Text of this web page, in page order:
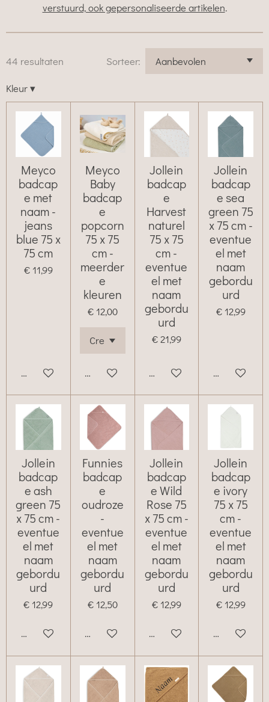
verstuurd, ook gepersonaliseerde artikelen.
44 resultaten Sorteer:
Kleur▾
Meyco
badcap
e met
naam -
jeans
blue 75 x
75 cm
€ 11,99
Bekijk details
Meyco
Baby
badcap
e
popcorn
75 x 75
cm -
meerder
e
kleuren
€ 12,00
Bekijk details
Jollein
badcap
e
Harvest
naturel
75 x 75
cm -
eventue
el met
naam
gebordu
urd
€ 21,99
Bekijk details
Jollein
badcap
e sea
green 75
x 75 cm -
eventue
el met
naam
gebordu
urd
€ 12,99
Bekijk details
Jollein
badcap
e ash
green 75
x 75 cm -
eventue
el met
naam
gebordu
urd
€ 12,99
Bekijk details
Funnies
badcap
e
oudroze
-
eventue
el met
naam
gebordu
urd
€ 12,50
Bekijk details
Jollein
badcap
e Wild
Rose 75
x 75 cm -
eventue
el met
naam
gebordu
urd
€ 12,99
Bekijk details
Jollein
badcap
e ivory
75 x 75
cm -
eventue
el met
naam
gebordu
urd
€ 12,99
Bekijk details